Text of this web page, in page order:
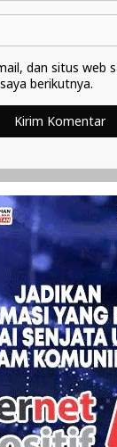
dan situs web
berikutnya.